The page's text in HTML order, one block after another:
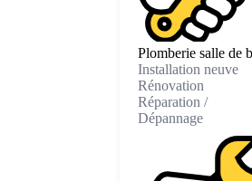
Plomberie salle de
Installation neuve
Rénovation
Réparation /
Dépannage